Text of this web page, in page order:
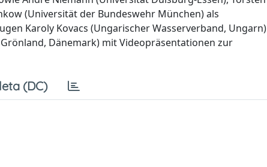
(Universität der Bundeswehr München) als
Karoly Kovacs (Ungarischer Wasserverband, Ungarn)
Dänemark) mit Videopräsentationen zur
(DC)